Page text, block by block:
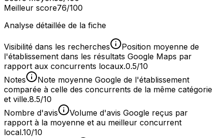
Meilleur score76/100
Analyse détaillée de la fiche
Visibilité dans les recherches
Position moyenne de
l'établissement dans les résultats Google Maps par
rapport aux concurrents locaux.0.5/10
Notes
Note moyenne Google de l'établissement
comparée à celle des concurrents de la même catégorie
et ville.8.5/10
Nombre d'avis
Volume d'avis Google reçus par
rapport à la moyenne et au meilleur concurrent
local.10/10